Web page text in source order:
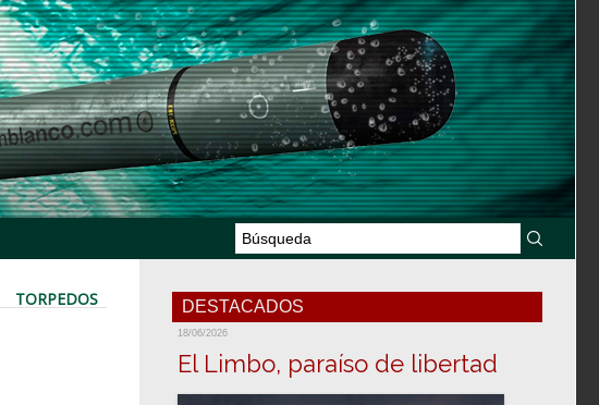
TORPEDOS DESTACADOS
18/06/2026
El Limbo, paraíso de libertad